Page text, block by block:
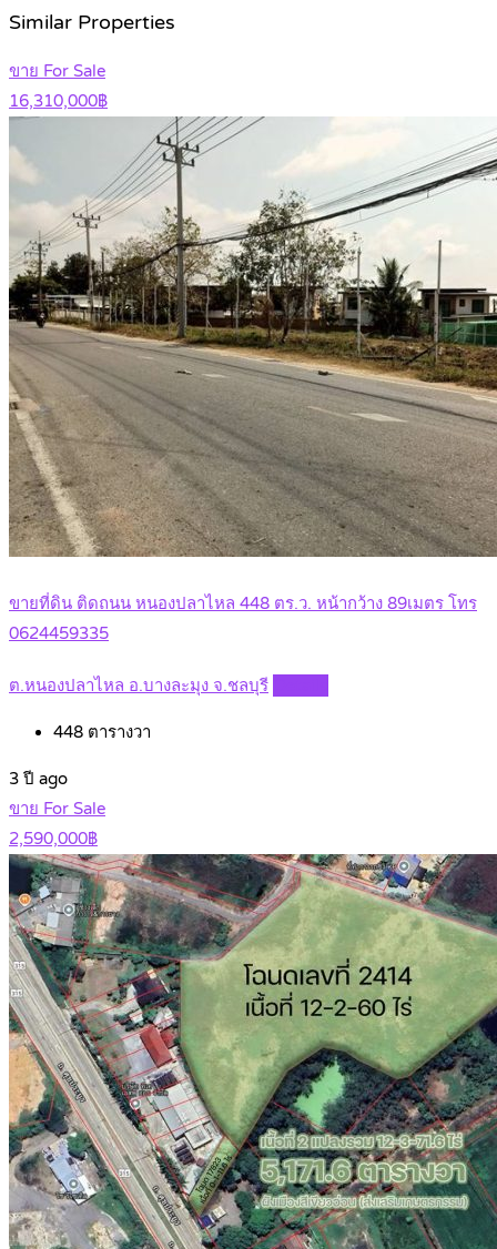
Similar Properties
ขาย For Sale
16,310,000฿
ขายที่ดิน ติดถนน หนองปลาไหล 448 ตร.ว. หน้ากว้าง 89เมตร โทร
0624459335
ต.หนองปลาไหล อ.บางละมุง จ.ชลบุรี
448 ตารางวา
3 ปี ago
ขาย For Sale
2,590,000฿